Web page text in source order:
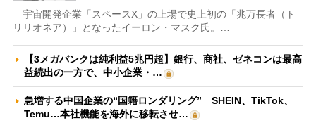
宇宙開発企業「スペースX」の上場で史上初の「兆万長者（ト
リリオネア）」となったイーロン・マスク氏。…
【3メガバンクは純利益5兆円超】銀行、商社、ゼネコンは最高
益続出の一方で、中小企業・…
急増する中国企業の“国籍ロンダリング” SHEIN、TikTok、
Temu…本社機能を海外に移転させ…